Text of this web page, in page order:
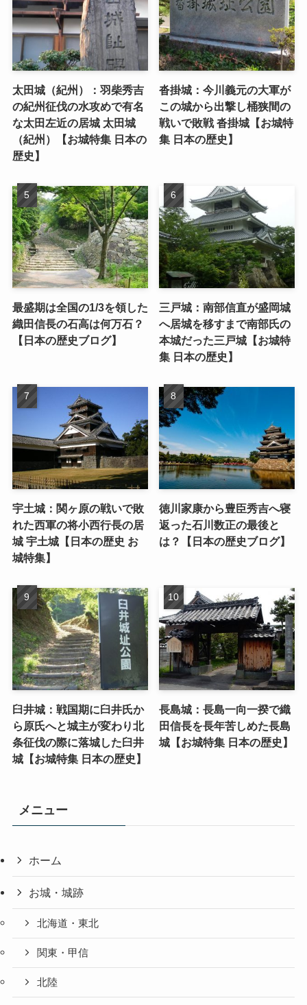
太田城（紀州）：羽柴秀吉
の紀州征伐の水攻めで有名
な太田左近の居城 太田城
（紀州）【お城特集 日本の
歴史】
沓掛城：今川義元の大軍が
この城から出撃し桶狭間の
戦いで敗戦 沓掛城【お城特
集 日本の歴史】
最盛期は全国の1/3を領した
織田信長の石高は何万石？
【日本の歴史ブログ】
三戸城：南部信直が盛岡城
へ居城を移すまで南部氏の
本城だった三戸城【お城特
集 日本の歴史】
宇土城：関ヶ原の戦いで敗
れた西軍の将小西行長の居
城 宇土城【日本の歴史 お
城特集】
徳川家康から豊臣秀吉へ寝
返った石川数正の最後と
は？【日本の歴史ブログ】
臼井城：戦国期に臼井氏か
ら原氏へと城主が変わり北
条征伐の際に落城した臼井
城【お城特集 日本の歴史】
長島城：長島一向一揆で織
田信長を長年苦しめた長島
城【お城特集 日本の歴史】
メニュー
ホーム
お城・城跡
北海道・東北
関東・甲信
北陸